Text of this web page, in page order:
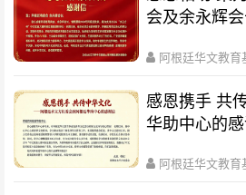
会及余永辉
阿根廷华文教育
感恩携手 共
华助中心的
阿根廷华文教育